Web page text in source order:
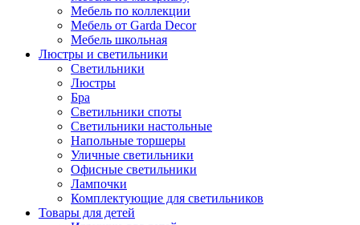
Мебель по коллекции
Мебель от Garda Decor
Мебель школьная
Люстры и светильники
Светильники
Люстры
Бра
Светильники споты
Светильники настольные
Напольные торшеры
Уличные светильники
Офисные светильники
Лампочки
Комплектующие для светильников
Товары для детей